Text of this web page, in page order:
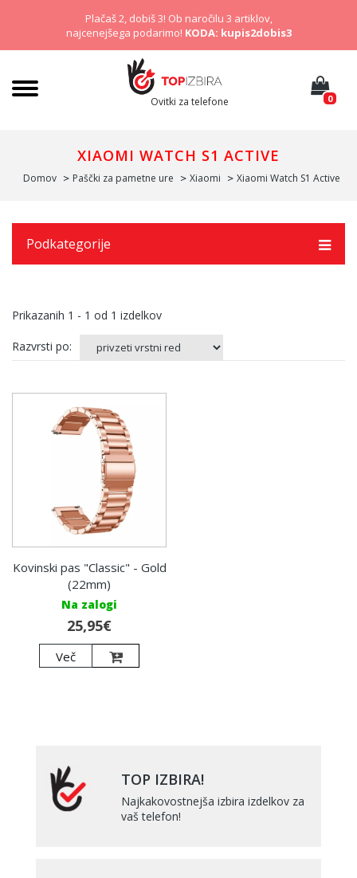
Plačaš 2, dobiš 3! Ob naročilu 3 artiklov,
najcenejšega podarimo! KODA: kupis2dobis3
Ovitki za telefone 0
XIAOMI WATCH S1 ACTIVE
Domov Paščki za pametne ure Xiaomi Xiaomi Watch S1 Active
Podkategorije
Prikazanih 1 - 1 od 1 izdelkov
Razvrsti po:
Kovinski pas "Classic" - Gold
(22mm)
Na zalogi
25,95€
Več
TOP IZBIRA!
Najkakovostnejša izbira izdelkov za
vaš telefon!